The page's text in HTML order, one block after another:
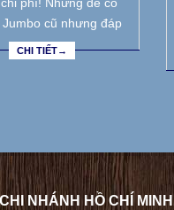
Jumbo cũ nhưng đáp
CHI TIẾT→
CHI NHÁNH HỒ CHÍ MINH